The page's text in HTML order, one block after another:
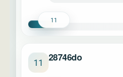
11
11 28746do